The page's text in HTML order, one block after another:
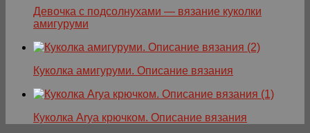
Девочка с подсолнухами — вязание куколки
амигуруми
Куколка амигуруми. Описание вязания
Куколка Arya крючком. Описание вязания